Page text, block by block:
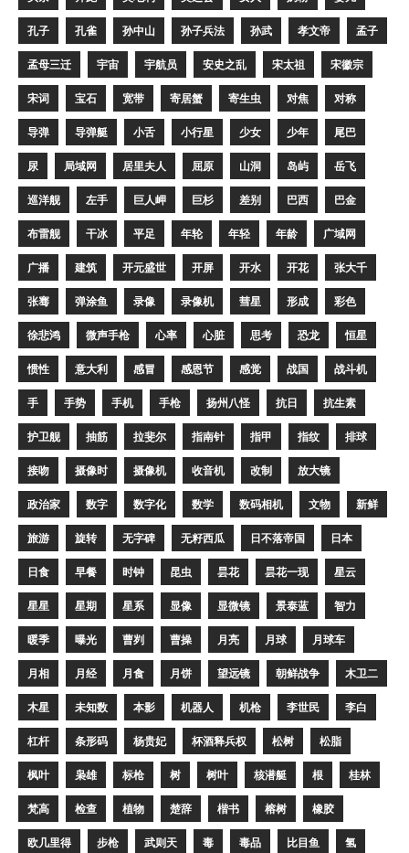
孔子 孔雀 孙中山 孙子兵法 孙武 孝文帝 孟子
孟母三迁 宇宙 宇航员 安史之乱 宋太祖 宋徽宗
宋词 宝石 宽带 寄居蟹 寄生虫 对焦 对称
导弹 导弹艇 小舌 小行星 少女 少年 尾巴
尿 局域网 居里夫人 屈原 山洞 岛屿 岳飞
巡洋舰 左手 巨人岬 巨杉 差别 巴西 巴金
布雷舰 干冰 平足 年轮 年轻 年龄 广域网
广播 建筑 开元盛世 开屏 开水 开花 张大千
张骞 弹涂鱼 录像 录像机 彗星 形成 彩色
徐悲鸿 微声手枪 心率 心脏 思考 恐龙 恒星
惯性 意大利 感冒 感恩节 感觉 战国 战斗机
手 手势 手机 手枪 扬州八怪 抗日 抗生素
护卫舰 抽筋 拉斐尔 指南针 指甲 指纹 排球
接吻 摄像时 摄像机 收音机 改制 放大镜
政治家 数字 数字化 数学 数码相机 文物 新鲜
旅游 旋转 无字碑 无籽西瓜 日不落帝国 日本
日食 早餐 时钟 昆虫 昙花 昙花一现 星云
星星 星期 星系 显像 显微镜 景泰蓝 智力
暖季 曝光 曹刿 曹操 月亮 月球 月球车
月相 月经 月食 月饼 望远镜 朝鲜战争 木卫二
木星 未知数 本影 机器人 机枪 李世民 李白
杠杆 条形码 杨贵妃 杯酒释兵权 松树 松脂
枫叶 枭雄 标枪 树 树叶 核潜艇 根 桂林
梵高 检查 植物 楚辞 楷书 榕树 橡胶
欧几里得 步枪 武则天 毒 毒品 比目鱼 氢